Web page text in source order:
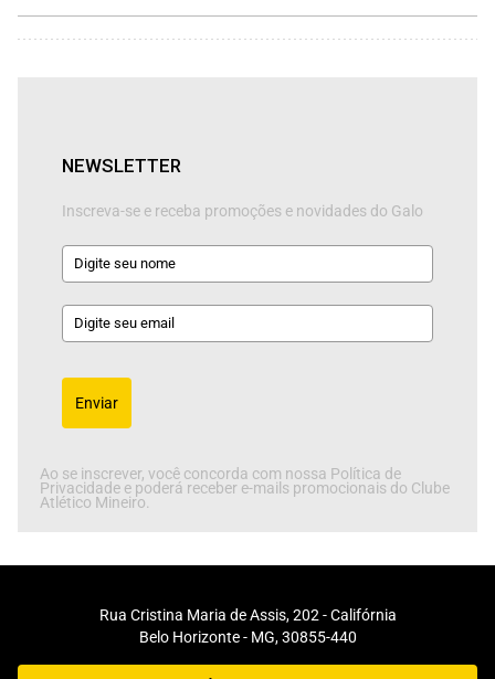
NEWSLETTER
Inscreva-se e receba promoções e novidades do Galo
Enviar
Ao se inscrever, você concorda com nossa Política de
Privacidade e poderá receber e-mails promocionais do Clube
Atlético Mineiro.
Rua Cristina Maria de Assis, 202 - Califórnia
Belo Horizonte - MG, 30855-440